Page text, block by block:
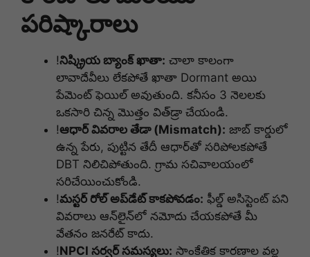
పరిష్కారాలు
!నిష్క్రియ బ్యాంక్ ఖాతా: చాలా కాలంగా
లావాదేవీలు లేకపోతే ఖాతా Dormant అయి
పేమెంట్ ఫెయిల్ అవుతుంది. కనీసం 3 నెలలకు
ఒకసారి చిన్న మొత్తం విత్‌డ్రా చేయండి.
!ఆధార్ వివరాల తేడా (Mismatch): జాబ్ కార్డులో
ఉన్న పేరు, పుట్టిన తేదీ ఆధార్‌తో సరిపోలకపోతే
DBT నిలిచిపోతుంది. గ్రామ సచివాలయంలో
సరిచేయించుకోండి.
!మస్టర్ రోల్ అప్‌డేట్ కాకపోవడం: ఫీల్డ్ అసిస్టెంట్ పని
వివరాలు ఆన్‌లైన్‌లో నమోదు చేయకపోతే మీ
వేతనం జనరేట్ కాదు.
!NPCI సర్వర్ సమస్యలు: సాంకేతిక కారణాల వల్ల